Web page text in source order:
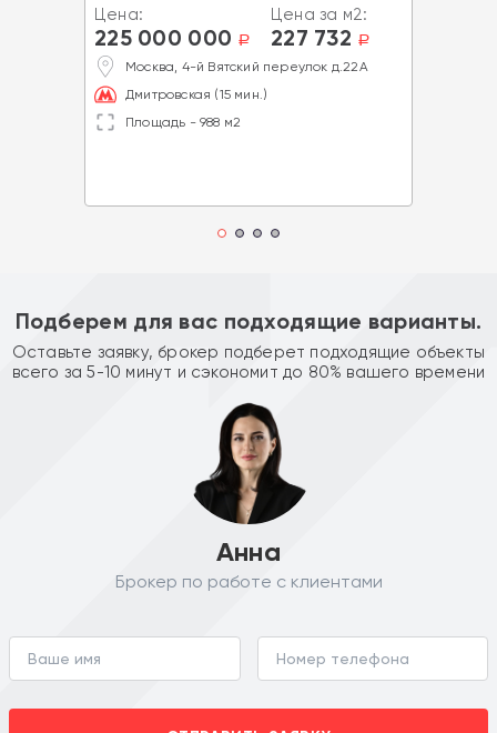
Цена:
225 000 000 a
Цена за м2:
227 732 a
Москва, 4-й Вятский переулок д.22А
Дмитровская (15 мин.)
Площадь - 988 м2
Подберем для вас подходящие варианты.
Оставьте заявку, брокер подберет подходящие объекты
всего за 5-10 минут и сэкономит до 80% вашего времени
Анна
Брокер по работе с клиентами